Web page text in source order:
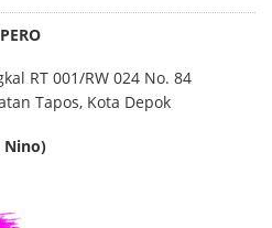
RT 001/RW 024 No. 84
Tapos, Kota Depok
Nino)